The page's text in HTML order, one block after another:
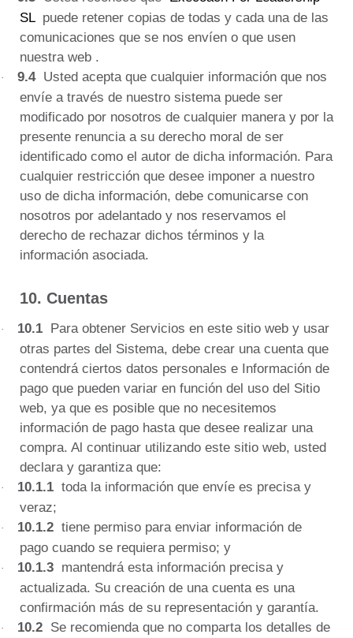
SLpuede retener copias de todas y cada una de las
comunicaciones que se nos envíen o que usen
nuestra web .
· 9.4Usted acepta que cualquier información que nos
envíe a través de nuestro sistema puede ser
modificado por nosotros de cualquier manera y por la
presente renuncia a su derecho moral de ser
identificado como el autor de dicha información. Para
cualquier restricción que desee imponer a nuestro
uso de dicha información, debe comunicarse con
nosotros por adelantado y nos reservamos el
derecho de rechazar dichos términos y la
información asociada.
10. Cuentas
· 10.1 Para obtener Servicios en este sitio web y usar
otras partes del Sistema, debe crear una cuenta que
contendrá ciertos datos personales e Información de
pago que pueden variar en función del uso del Sitio
web, ya que es posible que no necesitemos
información de pago hasta que desee realizar una
compra. Al continuar utilizando este sitio web, usted
declara y garantiza que:
· 10.1.1 toda la información que envíe es precisa y
veraz;
· 10.1.2 tiene permiso para enviar información de
pago cuando se requiera permiso; y
· 10.1.3 mantendrá esta información precisa y
actualizada. Su creación de una cuenta es una
confirmación más de su representación y garantía.
· 10.2 Se recomienda que no comparta los detalles de